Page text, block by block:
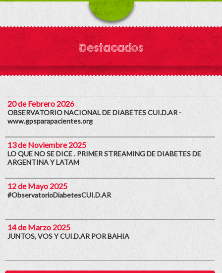
Destacados
20 de Febrero 2026
OBSERVATORIO NACIONAL DE DIABETES CUI.D.AR -
www.gpsparapacientes.org
13 de Noviembre 2025
LO QUE NO SE DICE . PRIMER STREAMING DE DIABETES DE
ARGENTINA Y LATAM
12 de Mayo 2025
#ObservatorioDiabetesCUI.D.AR
14 de Marzo 2025
JUNTOS, VOS Y CUI.D.AR POR BAHIA